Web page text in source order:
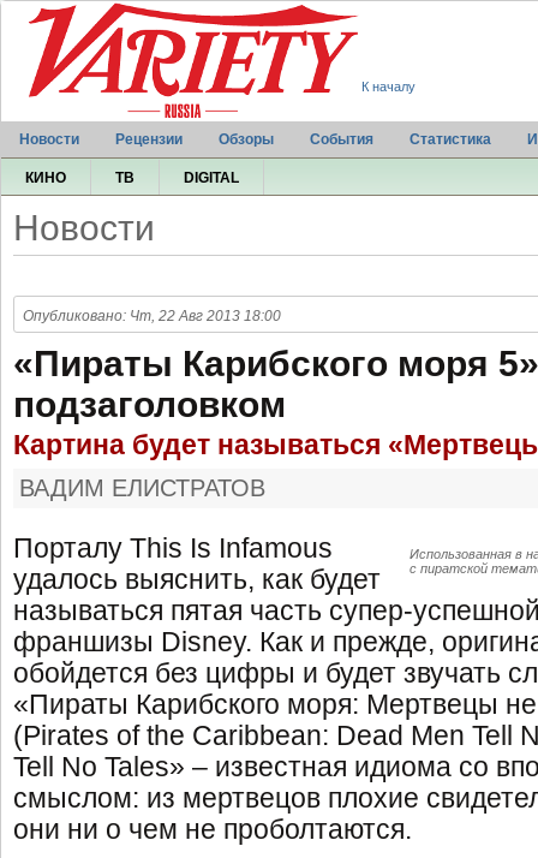
К началу
Новости Рецензии Обзоры События Статистика
КИНО ТВ DIGITAL
Новости
Опубликовано: Чт, 22 Авг 2013 18:00
«Пираты Карибского моря
подзаголовком
Картина будет называться
ВАДИМ ЕЛИСТРАТОВ
Использованная в
с пиратской
Порталу This Is Infamous
удалось выяснить, как будет
называться пятая часть супер-
франшизы Disney. Как и прежде,
обойдется без цифры и будет звучать
«Пираты Карибского моря: Мертвецы не
(Pirates of the Caribbean: Dead Men Tell
Tell No Tales» – известная идиома со
смыслом: из мертвецов плохие
они ни о чем не проболтаются.